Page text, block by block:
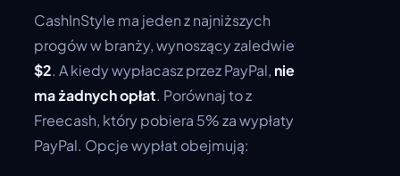
CashInStyle ma jeden z najniższych
progów w branży, wynoszący zaledwie
$2. A kiedy wypłacasz przez PayPal, nie
ma żadnych opłat. Porównaj to z
Freecash, który pobiera 5% za wypłaty
PayPal. Opcje wypłat obejmują: